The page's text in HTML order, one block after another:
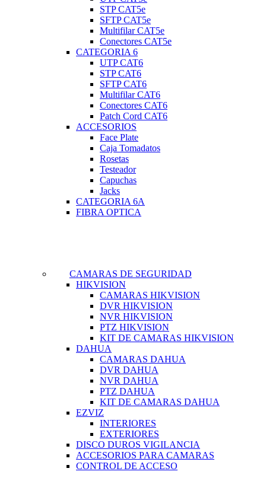
STP CAT5e
SFTP CAT5e
Multifilar CAT5e
Conectores CAT5e
CATEGORIA 6
UTP CAT6
STP CAT6
SFTP CAT6
Multifilar CAT6
Conectores CAT6
Patch Cord CAT6
ACCESORIOS
Face Plate
Caja Tomadatos
Rosetas
Testeador
Capuchas
Jacks
CATEGORIA 6A
FIBRA OPTICA
CAMARAS DE SEGURIDAD
HIKVISION
CAMARAS HIKVISION
DVR HIKVISION
NVR HIKVISION
PTZ HIKVISION
KIT DE CAMARAS HIKVISION
DAHUA
CAMARAS DAHUA
DVR DAHUA
NVR DAHUA
PTZ DAHUA
KIT DE CAMARAS DAHUA
EZVIZ
INTERIORES
EXTERIORES
DISCO DUROS VIGILANCIA
ACCESORIOS PARA CAMARAS
CONTROL DE ACCESO